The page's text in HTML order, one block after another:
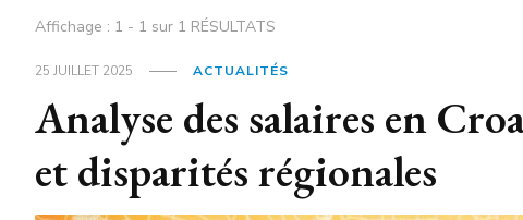
Affichage : 1 - 1 sur 1 RÉSULTATS
25 JUILLET 2025 ACTUALITÉS
Analyse des salaires en
et disparités régionales